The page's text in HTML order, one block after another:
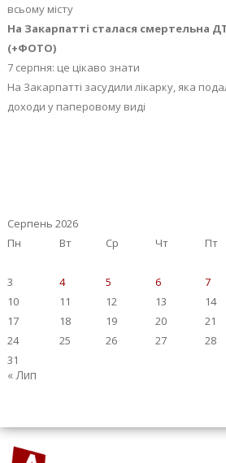
всьому місту
На Закарпатті сталася смертельна
(+ФОТО)
7 серпня: це цікаво знати
На Закарпатті засудили лікарку, яка
доходи у паперовому виді
Серпень 2026
Пн
Вт Ср Чт Пт
3
4 5 6 7
10
11 12 13 14
17
18 19 20 21
24
25 26 27 28
31
« Лип